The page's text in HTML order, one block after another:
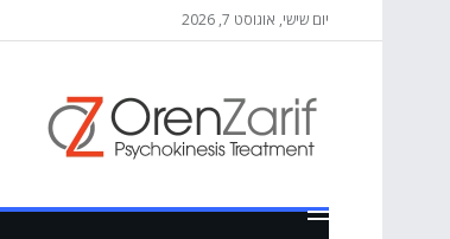
יום שישי, אוגוסט 7, 2026